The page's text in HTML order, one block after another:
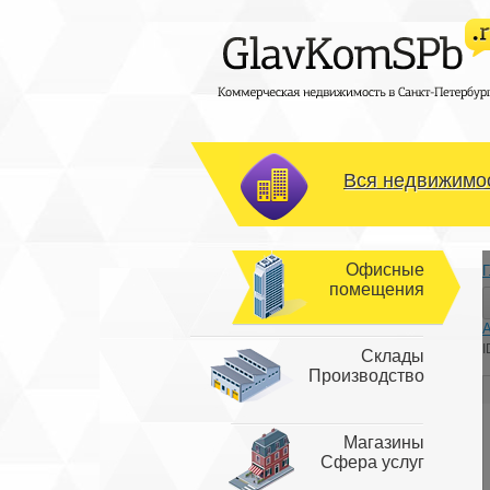
Вся
Офисные
помещения
Склады
Производство
Магазины
Сфера услуг